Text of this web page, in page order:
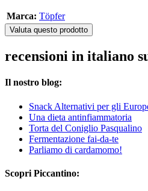
Marca: Töpfer
Valuta questo prodotto
recensioni in italiano
Il nostro blog:
Snack Alternativi per gli
Una dieta antinfiammatoria
Torta del Coniglio Pasqualino
Fermentazione fai-da-te
Parliamo di cardamomo!
Scopri Piccantino: